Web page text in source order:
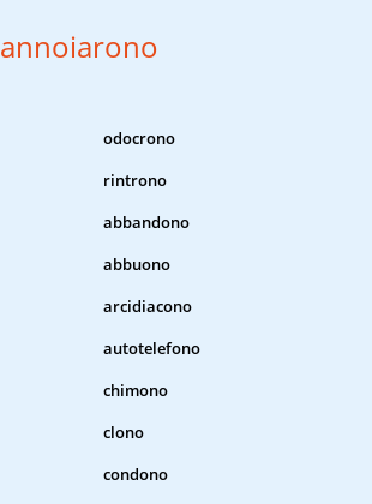
annoiarono
odocrono
rintrono
abbandono
abbuono
arcidiacono
autotelefono
chimono
clono
condono